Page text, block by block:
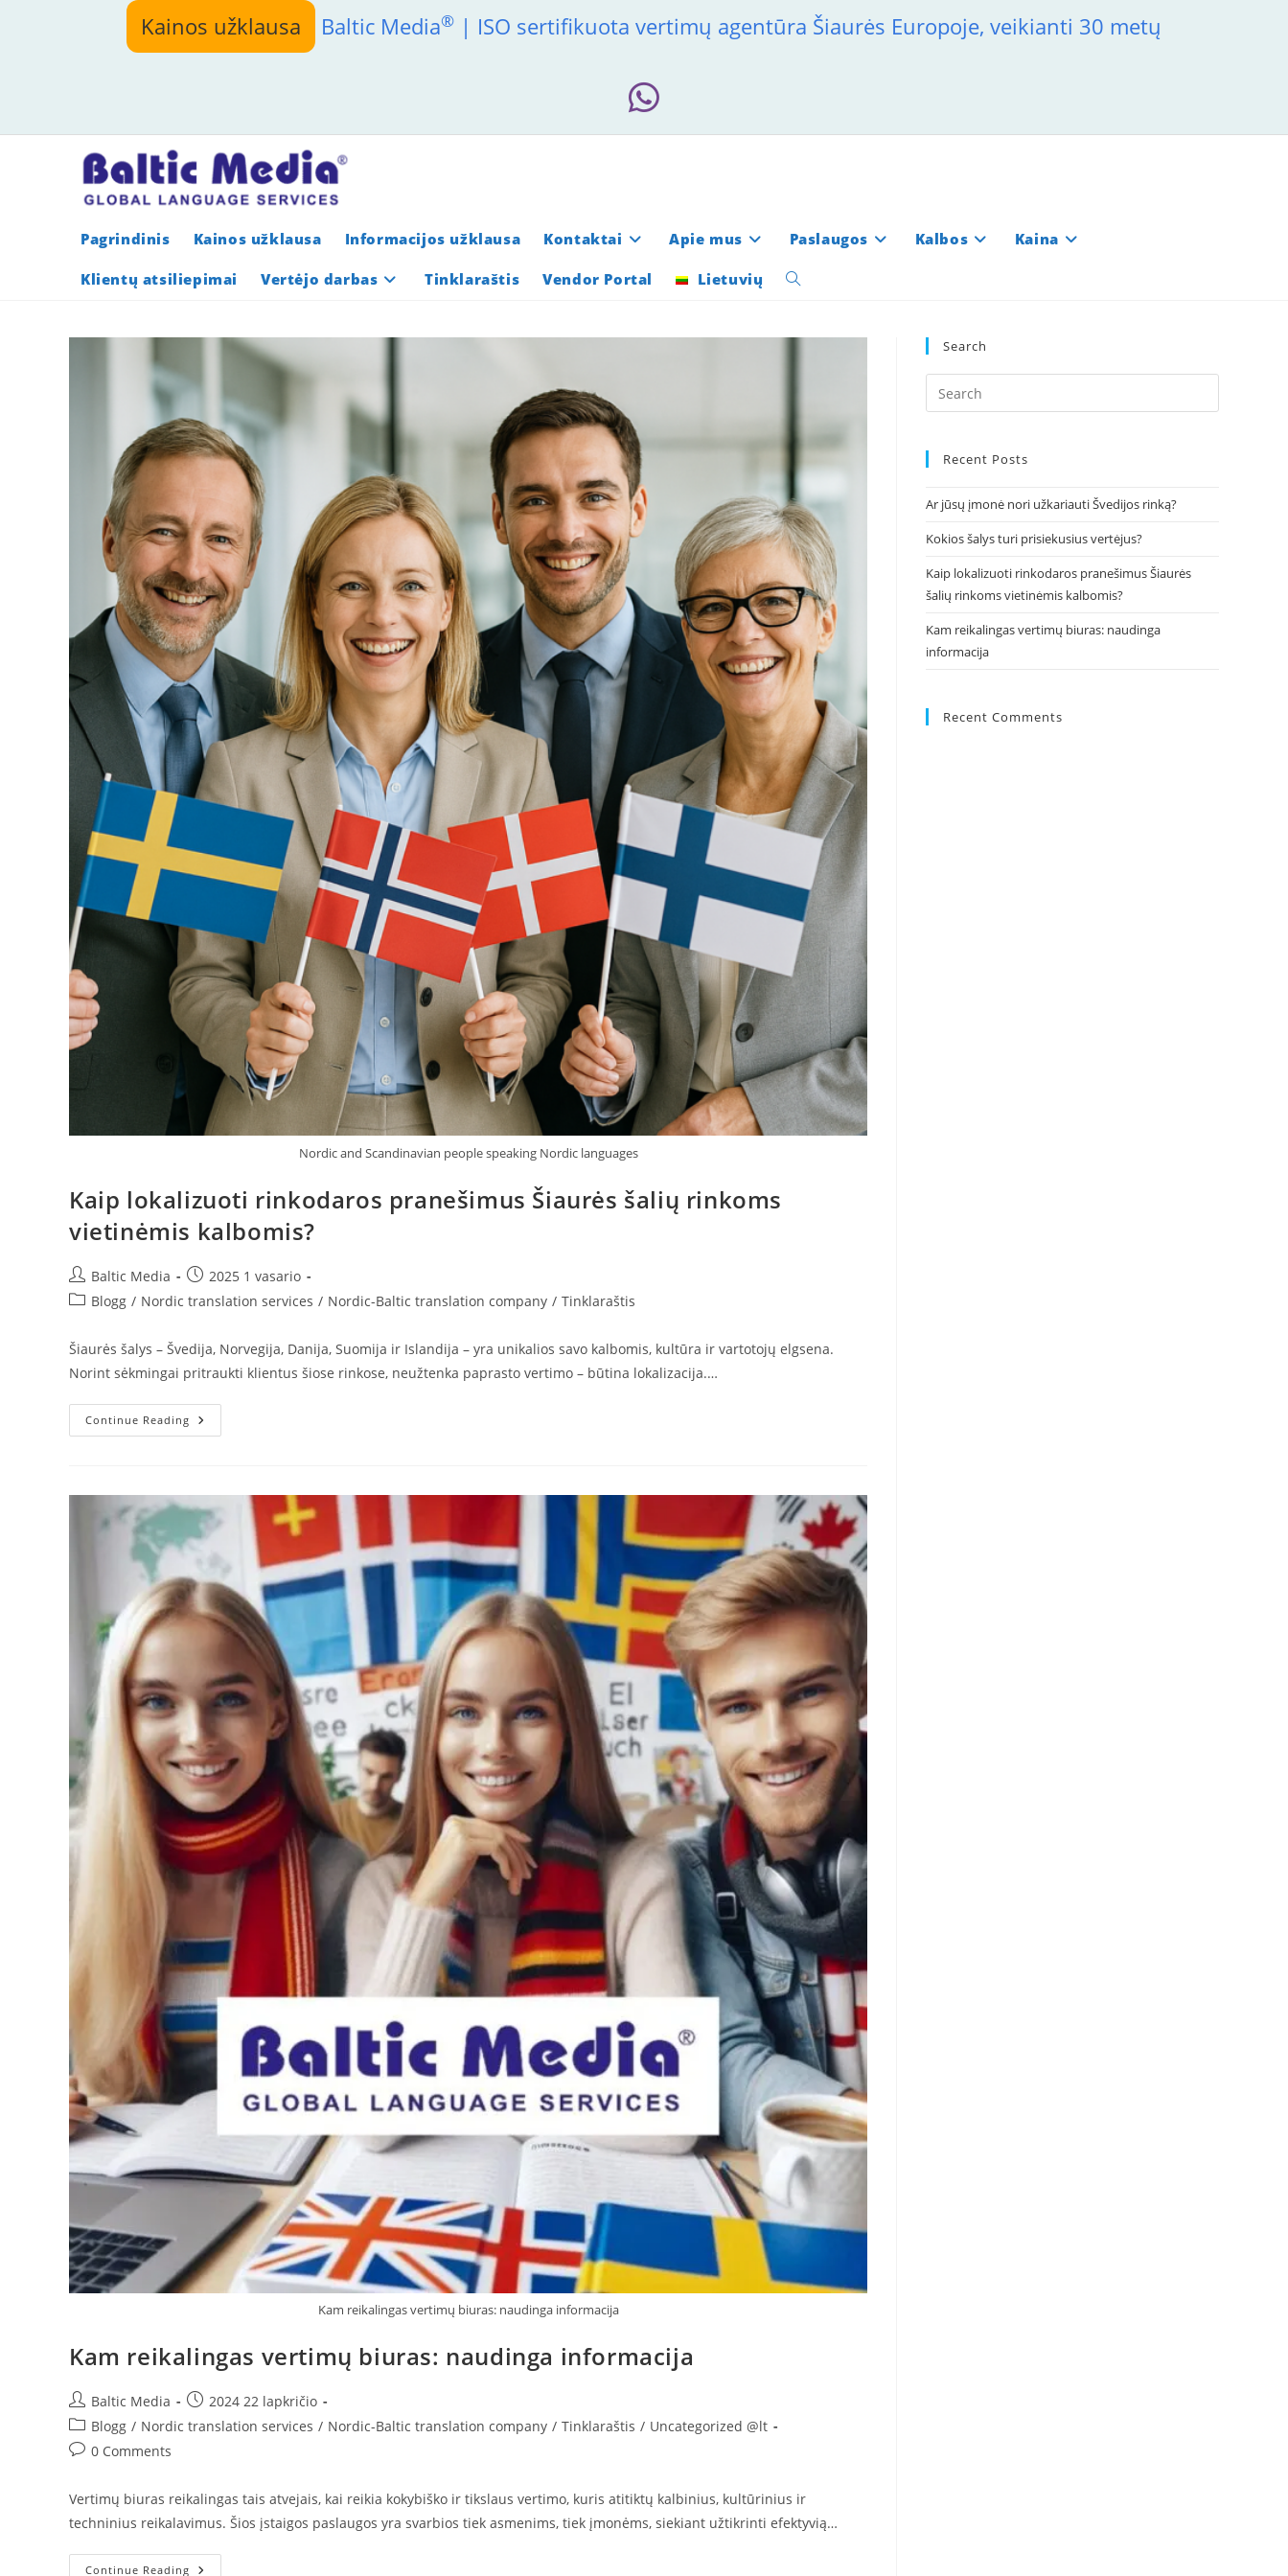
Kainos užklausa Baltic Media® | ISO sertifikuota vertimų agentūra Šiaurės Europoje, veikianti 30 metų
Pagrindinis Kainos užklausa Informacijos užklausa Kontaktai Apie mus Paslaugos Kalbos
Kaina
Klientų atsiliepimai
Vertėjo darbas Tinklaraštis Vendor Portal Lietuvių Toggle
Nordic and Scandinavian people speaking Nordic languages
Kaip lokalizuoti rinkodaros pranešimus Šiaurės šalių rinkoms
vietinėmis kalbomis?
Post
author:
Baltic Media
Post
published:
2025 1 vasario
PostBlogg / Nordic translation services / Nordic-Baltic translation company / Tinklaraštis
Šiaurės šalys – Švedija, Norvegija, Danija, Suomija ir Islandija – yra unikalios savo kalbomis, kultūra ir vartotojų elgsena.
Norint sėkmingai pritraukti klientus šiose rinkose, neužtenka paprasto vertimo – būtina lokalizacija.…
Continue Reading Kaip
Lokalizuoti
Rinkoms
Vietinėmis
Kalbomis?
Kam reikalingas vertimų biuras: naudinga informacija
Kam reikalingas vertimų biuras: naudinga informacija
Post
author:
Baltic Media
Post
published:
2024 22 lapkričio
Post
category:
Blogg / Nordic translation services / Nordic-Baltic translation company / Tinklaraštis / Uncategorized @lt
Post0 Comments
Vertimų biuras reikalingas tais atvejais, kai reikia kokybiško ir tikslaus vertimo, kuris atitiktų kalbinius, kultūrinius ir
techninius reikalavimus. Šios įstaigos paslaugos yra svarbios tiek asmenims, tiek įmonėms, siekiant užtikrinti efektyvią…
Continue Reading Kam
Search
Escape
Recent Posts
Ar jūsų įmonė nori užkariauti Švedijos rinką?
Kokios šalys turi prisiekusius vertėjus?
Kaip lokalizuoti rinkodaros pranešimus Šiaurės
šalių rinkoms vietinėmis kalbomis?
Kam reikalingas vertimų biuras: naudinga
informacija
Recent Comments